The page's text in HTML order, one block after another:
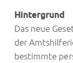
Hintergrund
Das neue
der
bestimmte